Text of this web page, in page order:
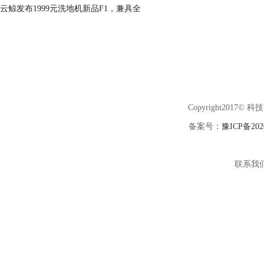
云鲸发布1999元洗地机新品F1，兼具全
Copyright2017© 科
备案号： 豫ICP备
联系我